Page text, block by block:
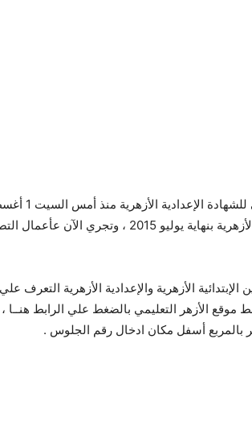
الدور الثاني للشهادة الإبتدائية الأزهرية بنهاية
الأزهرية والإعدادية الأزهرية التعرف
موقع الأزهر التعليمي بالضغط علي الرابط
بالمربع أسفل مكان ادخال رقم الجلوس .